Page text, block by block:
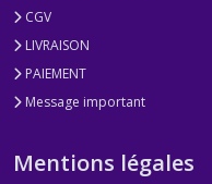
CGV
LIVRAISON
PAIEMENT
Message important
Mentions légales